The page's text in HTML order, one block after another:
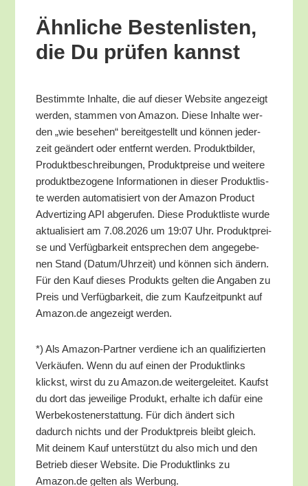
Ähn­li­che Bes­ten­lis­ten,
die Du prü­fen kannst
Bestimm­te Inhal­te, die auf die­ser Web­site ange­zeigt
wer­den, stam­men von Ama­zon. Die­se Inhal­te wer­
den „wie bese­hen“ bereit­ge­stellt und kön­nen jeder­
zeit geän­dert oder ent­fernt wer­den. Pro­dukt­bil­der,
Pro­dukt­be­schrei­bun­gen, Pro­dukt­prei­se und wei­te­re
pro­dukt­be­zo­ge­ne Infor­ma­tio­nen in die­ser Pro­dukt­lis­
te wer­den auto­ma­ti­siert von der Ama­zon Pro­duct
Adver­tiz­ing API abge­ru­fen. Die­se Pro­dukt­lis­te wur­de
aktua­li­siert am 7.08.2026 um 19:07 Uhr. Pro­dukt­prei­
se und Ver­füg­bar­keit ent­spre­chen dem ange­ge­be­
nen Stand (Datum/​Uhrzeit) und kön­nen sich ändern.
Für den Kauf die­ses Pro­dukts gel­ten die Anga­ben zu
Preis und Ver­füg­bar­keit, die zum Kauf­zeit­punkt auf
Amazon.de ange­zeigt werden.
*) Als Ama­zon-Part­ner ver­die­ne ich an qua­li­fi­zier­ten
Ver­käu­fen. Wenn du auf einen der Pro­dukt­links
klickst, wirst du zu Amazon.de wei­ter­ge­lei­tet. Kaufst
du dort das jewei­li­ge Pro­dukt, erhal­te ich dafür eine
Wer­be­kos­ten­er­stat­tung. Für dich ändert sich
dadurch nichts und der Pro­dukt­preis bleibt gleich.
Mit dei­nem Kauf unter­stützt du also mich und den
Betrieb die­ser Web­site. Die Pro­dukt­links zu
Amazon.de gel­ten als Werbung.